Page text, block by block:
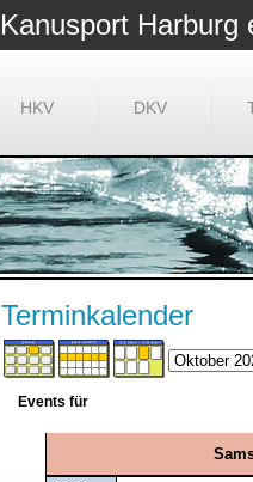
Kanusport Harburg
HKV DKV
Terminkalender
Events für